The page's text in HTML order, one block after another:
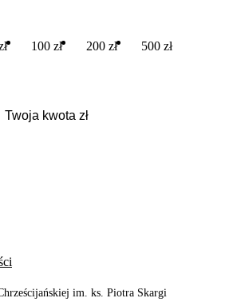
100 zł 200 zł 500 zł
im. ks. Piotra Skargi